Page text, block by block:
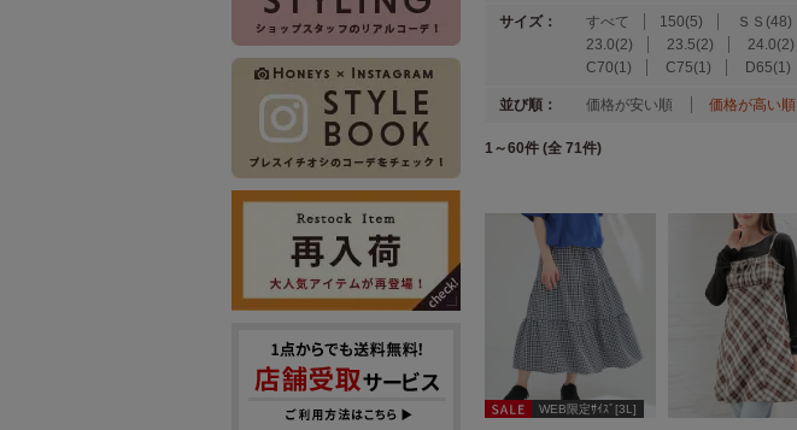
サイズ： すべて 150(5) ＳＳ(48)
23.0(2)
23.5(2) 24.0(2)
C70(1)
C75(1) D65(1)
並び順： 価格が安い順 価格が高い順
1～60件 (全 71件)
WEB限定ｻｲｽﾞ[3L]